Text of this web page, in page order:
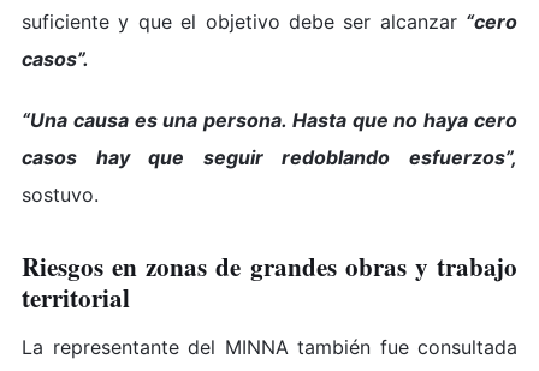
suficiente y que el objetivo debe ser alcanzar “cero
casos”.
“Una causa es una persona. Hasta que no haya cero
casos hay que seguir redoblando esfuerzos”,
sostuvo.
Riesgos en zonas de grandes obras y trabajo
territorial
La representante del MINNA también fue consultada